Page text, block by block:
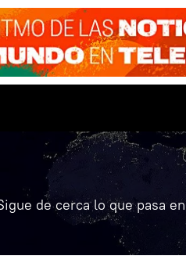
de cerca lo que pasa en